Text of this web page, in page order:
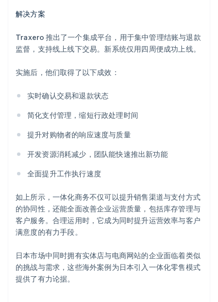
解决方案
Traxero 推出了一个集成平台，用于集中管理结账与退款
监督，支持线上线下交易。新系统仅用四周便成功上线。
实施后，他们取得了以下成效：
实时确认交易和退款状态
简化支付管理，缩短行政处理时间
提升对购物者的响应速度与质量
开发资源消耗减少，团队能快速推出新功能
全面提升工作执行速度
如上所示，一体化商务不仅可以提升销售渠道与支付方式
的协同性，还能全面改善企业运营质量，包括库存管理与
客户服务。合理运用时，它成为同时提升运营效率与客户
满意度的有力手段。
日本市场中同时拥有实体店与电商网站的企业面临着类似
的挑战与需求，这些海外案例为日本引入一体化零售模式
提供了有力论据。